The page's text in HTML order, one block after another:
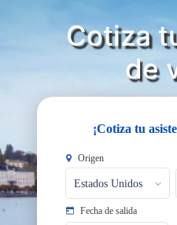
Cotiza
​​​​​​​de